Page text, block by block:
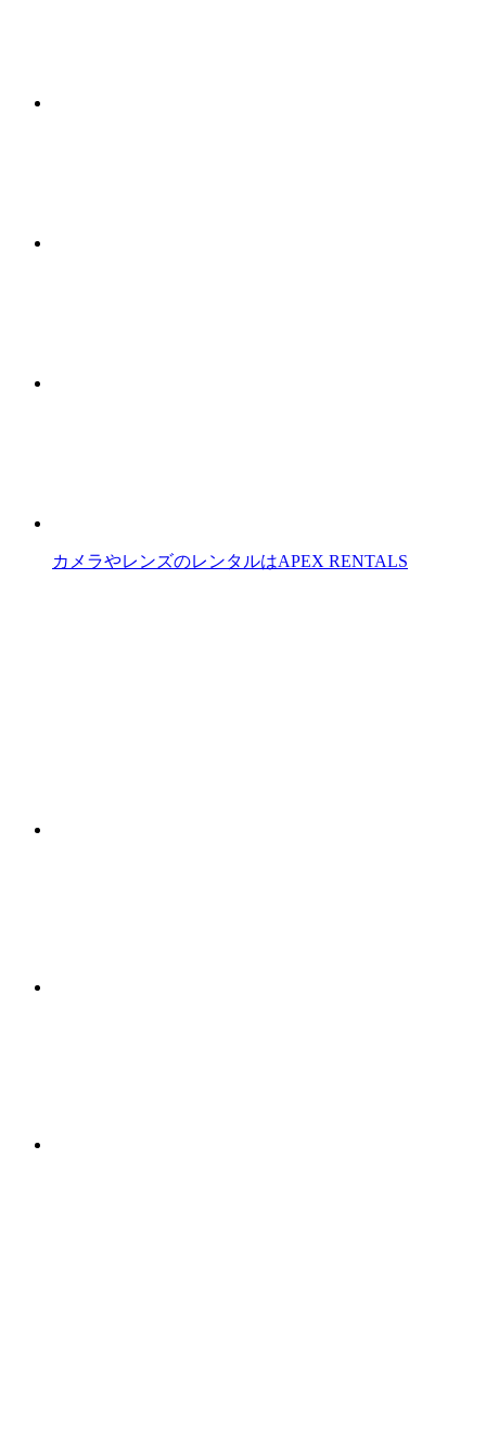
カメラやレンズのレンタルはAPEX RENTALS